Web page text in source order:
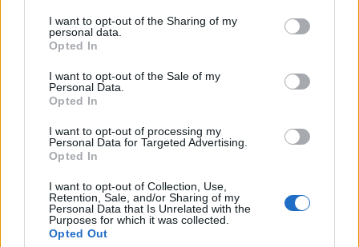
I want to opt-out of the Sharing of my
personal data.
Opted In
I want to opt-out of the Sale of my
Personal Data.
Opted In
I want to opt-out of processing my
Personal Data for Targeted Advertising.
Opted In
I want to opt-out of Collection, Use,
Retention, Sale, and/or Sharing of my
Personal Data that Is Unrelated with the
Purposes for which it was collected.
Opted Out